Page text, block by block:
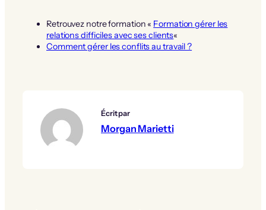
Retrouvez notre formation « Formation gérer les
relations difficiles avec ses clients«
Comment gérer les conflits au travail ?
Écrit par
Morgan Marietti